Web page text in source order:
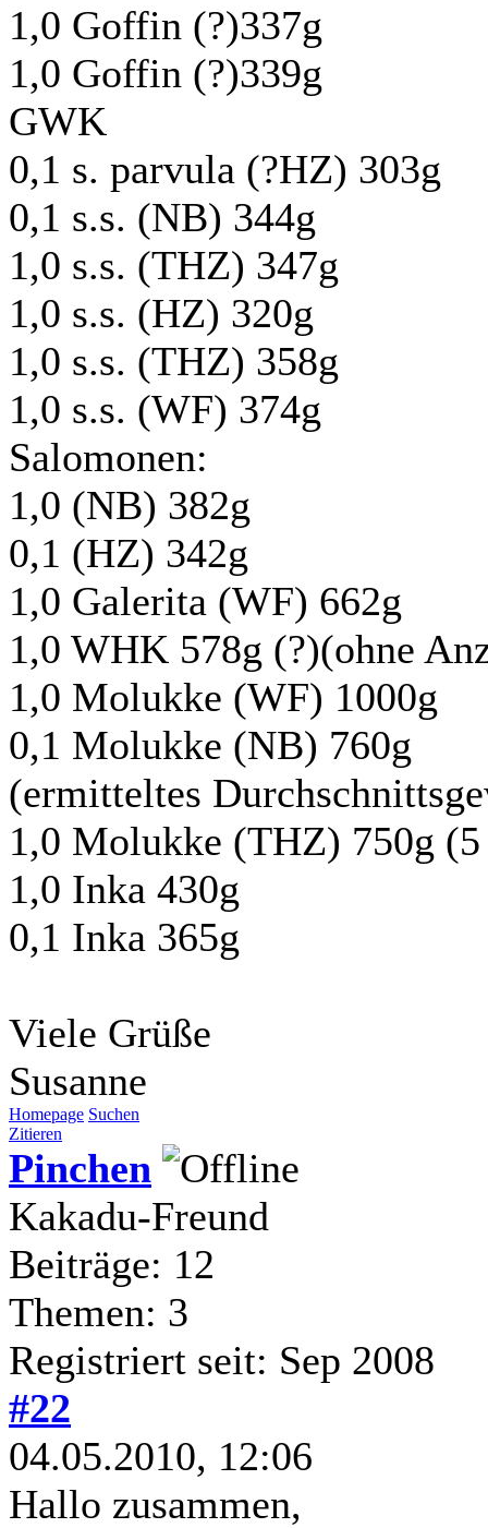
1,0 Goffin (?)337g
1,0 Goffin (?)339g
GWK
0,1 s. parvula (?HZ) 303g
0,1 s.s. (NB) 344g
1,0 s.s. (THZ) 347g
1,0 s.s. (HZ) 320g
1,0 s.s. (THZ) 358g
1,0 s.s. (WF) 374g
Salomonen:
1,0 (NB) 382g
0,1 (HZ) 342g
1,0 Galerita (WF) 662g
1,0 WHK 578g (?)(ohne
1,0 Molukke (WF) 1000g
0,1 Molukke (NB) 760g
(ermitteltes
1,0 Molukke (THZ) 750g
1,0 Inka 430g
0,1 Inka 365g
Viele Grüße
Susanne
Homepage Suchen
Zitieren
Pinchen
Kakadu-Freund
Beiträge: 12
Themen: 3
Registriert seit: Sep 2008
#22
04.05.2010, 12:06
Hallo zusammen,